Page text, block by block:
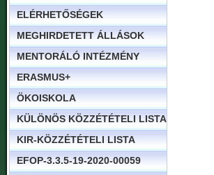
ELÉRHETŐSÉGEK
MEGHIRDETETT ÁLLÁSOK
MENTORÁLÓ INTÉZMÉNY
ERASMUS+
ÖKOISKOLA
KÜLÖNÖS KÖZZÉTÉTELI LISTA
KIR-KÖZZÉTÉTELI LISTA
EFOP-3.3.5-19-2020-00059